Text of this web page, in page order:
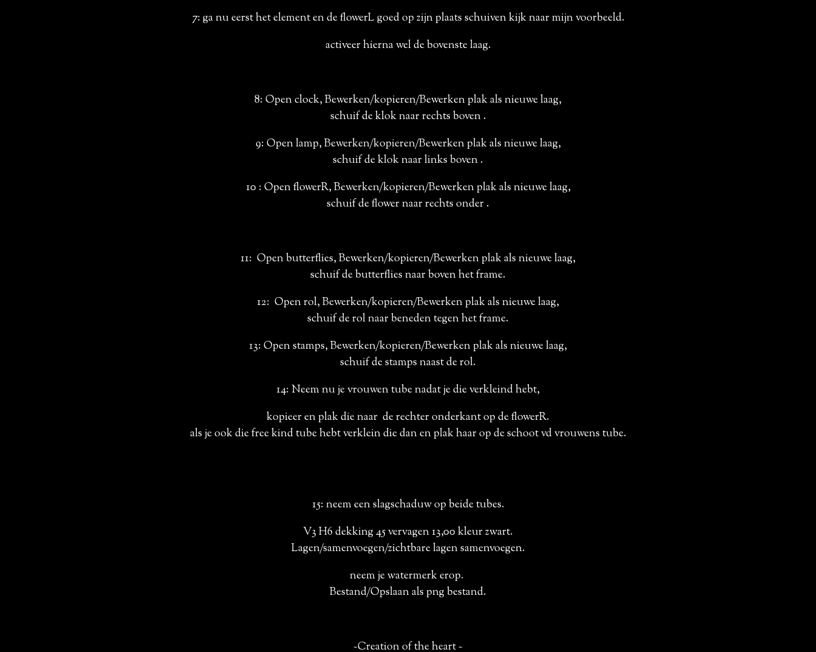
7: ga nu eerst het element en de flowerL goed op zijn plaats schuiven kijk naar mijn voorbeeld.
activeer hierna wel de bovenste laag.
8: Open clock, Bewerken/kopieren/Bewerken plak als nieuwe laag,
schuif de klok naar rechts boven .
9: Open lamp, Bewerken/kopieren/Bewerken plak als nieuwe laag,
schuif de klok naar links boven .
10 : Open flowerR, Bewerken/kopieren/Bewerken plak als nieuwe laag,
schuif de flower naar rechts onder .
11: Open butterflies, Bewerken/kopieren/Bewerken plak als nieuwe laag,
schuif de butterflies naar boven het frame.
12: Open rol, Bewerken/kopieren/Bewerken plak als nieuwe laag,
schuif de rol naar beneden tegen het frame.
13: Open stamps, Bewerken/kopieren/Bewerken plak als nieuwe laag,
schuif de stamps naast de rol.
14: Neem nu je vrouwen tube nadat je die verkleind hebt,
kopieer en plak die naar de rechter onderkant op de flowerR.
als je ook die free kind tube hebt verklein die dan en plak haar op de schoot vd vrouwens tube.
15: neem een slagschaduw op beide tubes.
V3 H6 dekking 45 vervagen 13,00 kleur zwart.
Lagen/samenvoegen/zichtbare lagen samenvoegen.
neem je watermerk erop.
Bestand/Opslaan als png bestand.
~Creation of the heart ~